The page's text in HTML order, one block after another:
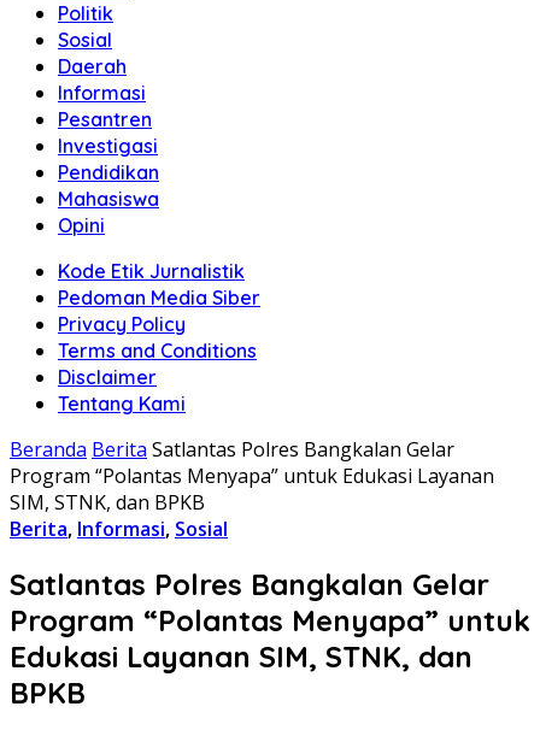
Politik
Sosial
Daerah
Informasi
Pesantren
Investigasi
Pendidikan
Mahasiswa
Opini
Kode Etik Jurnalistik
Pedoman Media Siber
Privacy Policy
Terms and Conditions
Disclaimer
Tentang Kami
Beranda Berita Satlantas Polres Bangkalan Gelar
Program “Polantas Menyapa” untuk Edukasi Layanan
SIM, STNK, dan BPKB
Berita, Informasi, Sosial
Satlantas Polres Bangkalan Gelar
Program “Polantas Menyapa” untuk
Edukasi Layanan SIM, STNK, dan
BPKB